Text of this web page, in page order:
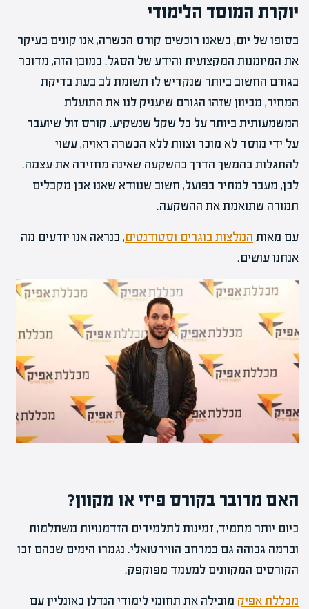
יוקרת המוסד הלימודי
בסופו של יום, כשאנו רוכשים קורס הכשרה, אנו קונים בעיקר
את המיומנות המקצועית והידע של הסגל. במובן הזה, מדובר
בגורם החשוב ביותר שנקדיש לו תשומת לב בעת בדיקת
המחיר, מכיוון שזהו הגורם שיעניק לנו את התועלת
המשמעותית ביותר על כל שקל שנשקיע. קורס זול שיועבר
על ידי מוסד לא מוכר וצוות ללא הכשרה ראויה, עשוי
להתגלות בהמשך הדרך כהשקעה שאינה מחזירה את עצמה.
לכן, מעבר למחיר בפועל, חשוב שנוודא שאנו אכן מקבלים
תמורה שתואמת את ההשקעה.
עם מאות המלצות בוגרים וסטודנטים, כנראה אנו יודעים מה
אנחנו עושים.
האם מדובר בקורס פיזי או מקוון?
כיום יותר מתמיד, זמינות לתלמידים הזדמנויות משתלמות
וברמה גבוהה גם במרחב הווירטואלי. נגמרו הימים שבהם זכו
הקורסים המקוונים למעמד מפוקפק.
מכללת אפיק מובילה את תחומי לימודי הנדלן באונליין עם